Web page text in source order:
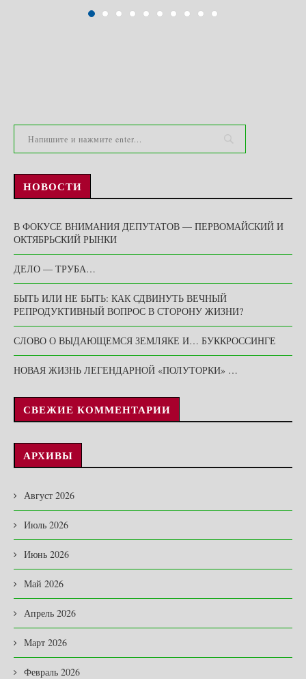
НОВОСТИ
В ФОКУСЕ ВНИМАНИЯ ДЕПУТАТОВ — ПЕРВОМАЙСКИЙ И
ОКТЯБРЬСКИЙ РЫНКИ
ДЕЛО — ТРУБА…
БЫТЬ ИЛИ НЕ БЫТЬ: КАК СДВИНУТЬ ВЕЧНЫЙ
РЕПРОДУКТИВНЫЙ ВОПРОС В СТОРОНУ ЖИЗНИ?
СЛОВО О ВЫДАЮЩЕМСЯ ЗЕМЛЯКЕ И… БУККРОССИНГЕ
НОВАЯ ЖИЗНЬ ЛЕГЕНДАРНОЙ «ПОЛУТОРКИ» …
СВЕЖИЕ КОММЕНТАРИИ
АРХИВЫ
Август 2026
Июль 2026
Июнь 2026
Май 2026
Апрель 2026
Март 2026
Февраль 2026